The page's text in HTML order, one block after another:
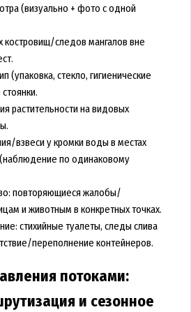
(визуально + фото с одной
костровищ/следов мангалов вне
(упаковка, стекло, гигиенические
растительности на видовых
взвеси у кромки воды в местах
по одинаковому
повторяющиеся жалобы/
и животным в конкретных точках.
стихийные туалеты, следы слива
переполнение контейнеров.
потоками:
и сезонное